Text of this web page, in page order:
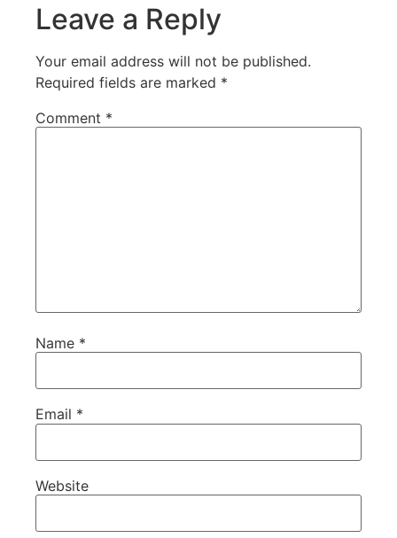
Leave a Reply
Your email address will not be published.
Required fields are marked *
Comment *
Name *
Email *
Website